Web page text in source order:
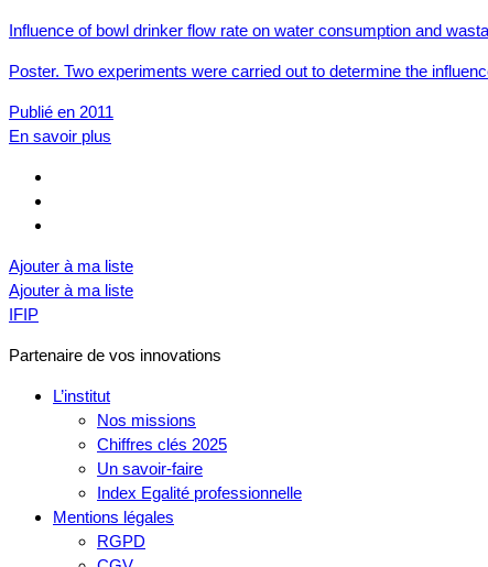
Influence of bowl drinker flow rate on water consumption and
Poster. Two experiments were carried out to determine the
Publié en 2011
En savoir plus
Ajouter à ma liste
Ajouter à ma liste
IFIP
Partenaire de vos innovations
L’institut
Nos missions
Chiffres clés 2025
Un savoir-faire
Index Egalité professionnelle
Mentions légales
RGPD